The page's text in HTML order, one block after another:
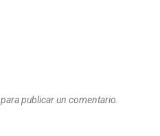
para publicar un comentario.